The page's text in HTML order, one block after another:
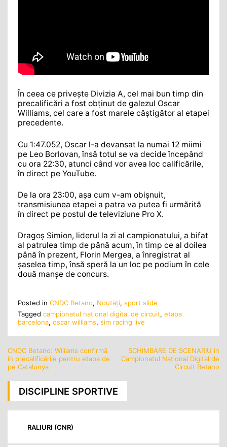
În ceea ce privește Divizia A, cel mai bun timp din
precalificări a fost obținut de galezul Oscar
Williams, cel care a fost marele câștigător al etapei
precedente.
Cu 1:47.052, Oscar l-a devansat la numai 12 miimi
pe Leo Borlovan, însă totul se va decide începând
cu ora 22:30, atunci când vor avea loc calificările,
în direct pe YouTube.
De la ora 23:00, așa cum v-am obișnuit,
transmisiunea etapei a patra va putea fi urmărită
în direct pe postul de televiziune Pro X.
Dragoș Simion, liderul la zi al campionatului, a bifat
al patrulea timp de până acum, în timp ce al doilea
până în prezent, Florin Mergea, a înregistrat al
șaselea timp, însă speră la un loc pe podium în cele
două manșe de concurs.
Posted in CNDC Betano, Noutăţi, sport slide
Tagged campionatul national digital de circuit, etapa
barcelona, oscar williams, sim racing live
Navigare
în
articole
CNDC Betano: Wiliams confirmă
în precalificările pentru etapa de
pe Catalunya
SCHIMBARE DE SCENARIU în
Campionatul Național Digital de
Circuit Betano
DISCIPLINE SPORTIVE
RALIURI (CNR)